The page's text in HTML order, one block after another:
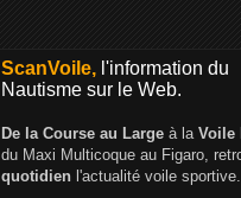
ScanVoile, l'information du
Nautisme sur le Web.
De la Course au Large à la Voile
du Maxi Multicoque au Figaro,
quotidien l'actualité voile sportive.